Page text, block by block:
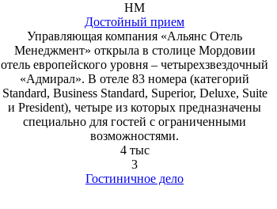
HM
Достойный прием
Управляющая компания «Альянс Отель
Менеджмент» открыла в столице Мордовии
отель европейского уровня ‒ четырехзвездочный
«Адмирал». В отеле 83 номера (категорий
Standard, Business Standard, Superior, Deluxe, Suite
и President), четыре из которых предназначены
специально для гостей с ограниченными
возможностями.
4 тыс
3
Гостиничное дело